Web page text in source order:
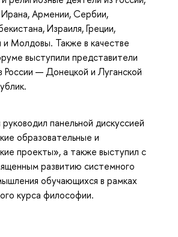
Армении, Сербии,
Израиля, Греции,
и Молдовы. Также в качестве
выступили представители
России — Донецкой и Луганской
панельной дискуссией
образовательные и
проекты», а также выступил с
развитию системного
обучающихся в рамках
курса философии.